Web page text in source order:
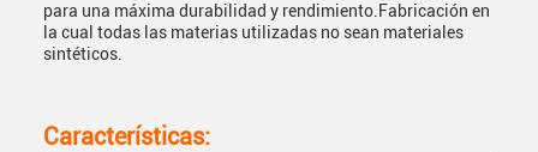
para una máxima durabilidad y rendimiento.Fabricación en
la cual todas las materias utilizadas no sean materiales
sintéticos.
Características: